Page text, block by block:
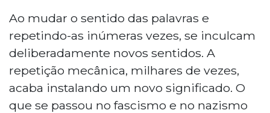
Ao mudar o sentido das palavras e
repetindo-as inúmeras vezes, se inculcam
deliberadamente novos sentidos. A
repetição mecânica, milhares de vezes,
acaba instalando um novo significado. O
que se passou no fascismo e no nazismo